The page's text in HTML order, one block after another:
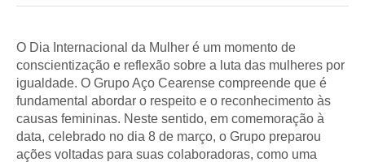
O Dia Internacional da Mulher é um momento de
conscientização e reflexão sobre a luta das mulheres por
igualdade. O Grupo Aço Cearense compreende que é
fundamental abordar o respeito e o reconhecimento às
causas femininas. Neste sentido, em comemoração à
data, celebrado no dia 8 de março, o Grupo preparou
ações voltadas para suas colaboradoras, como uma